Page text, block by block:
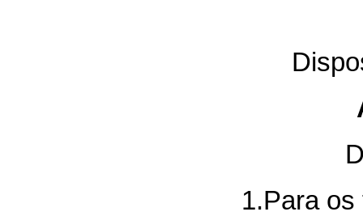
1.Para